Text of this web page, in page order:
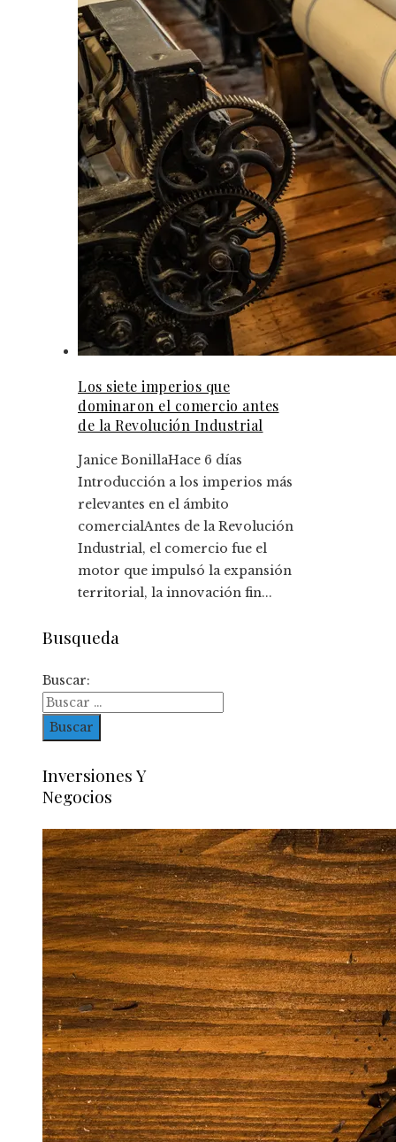
Los siete imperios que
dominaron el comercio antes
de la Revolución Industrial
Janice BonillaHace 6 días
Introducción a los imperios más
relevantes en el ámbito
comercialAntes de la Revolución
Industrial, el comercio fue el
motor que impulsó la expansión
territorial, la innovación fin...
Busqueda
Buscar:
Inversiones Y
Negocios